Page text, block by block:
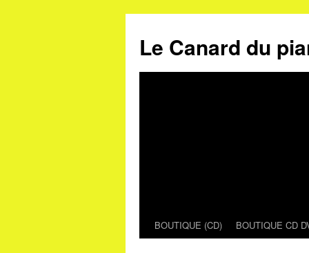
Le Canard du
AllerBOUTIQUE (CD) BOUTIQUE CD